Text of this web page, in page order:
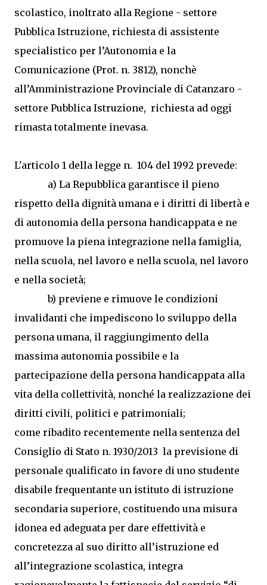
scolastico, inoltrato alla Regione - settore
Pubblica Istruzione, richiesta di assistente
specialistico per l’Autonomia e la
Comunicazione (Prot. n. 3812), nonchè
all’Amministrazione Provinciale di Catanzaro -
settore Pubblica Istruzione, richiesta ad oggi
rimasta totalmente inevasa.
L'articolo 1 della legge n. 104 del 1992 prevede:
a) La Repubblica garantisce il pieno
rispetto della dignità umana e i diritti di libertà e
di autonomia della persona handicappata e ne
promuove la piena integrazione nella famiglia,
nella scuola, nel lavoro e nella scuola, nel lavoro
e nella società;
b) previene e rimuove le condizioni
invalidanti che impediscono lo sviluppo della
persona umana, il raggiungimento della
massima autonomia possibile e la
partecipazione della persona handicappata alla
vita della collettività, nonché la realizzazione dei
diritti civili, politici e patrimoniali;
come ribadito recentemente nella sentenza del
Consiglio di Stato n. 1930/2013 la previsione di
personale qualificato in favore di uno studente
disabile frequentante un istituto di istruzione
secondaria superiore, costituendo una misura
idonea ed adeguata per dare effettività e
concretezza al suo diritto all’istruzione ed
all’integrazione scolastica, integra